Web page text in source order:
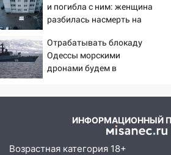
09:39
В Ульяновске будут
наркодилеров,
09:25
Вынесли приговор
избившим мужчину в
08:27
один из шести
Жара отступит:
погода в Ульяновске днем
и погибла с ним: женщина
разбилась насмерть на
– Новости
Отрабатывать блокаду
Одессы морскими
дронами будем в
ИНФОРМАЦИОННЫЙ
Возрастная категория 18+